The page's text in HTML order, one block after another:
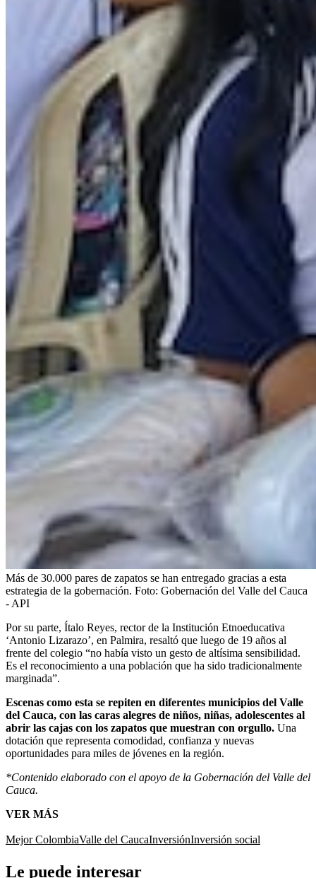
Más de 30.000 pares de zapatos se han entregado gracias a esta
estrategia de la gobernación. Foto: Gobernación del Valle del Cauca
- API
Por su parte, Ítalo Reyes, rector de la Institución Etnoeducativa
‘Antonio Lizarazo’, en Palmira, resaltó que luego de 19 años al
frente del colegio “no había visto un gesto de altísima sensibilidad.
Es el reconocimiento a una población que ha sido tradicionalmente
marginada”.
Escenas como esta se repiten en diferentes municipios del Valle
del Cauca, con las caras alegres de niños, niñas, adolescentes al
abrir las cajas con los zapatos que muestran con orgullo. Una
dotación que representa comodidad, confianza y nuevas
oportunidades para miles de jóvenes en la región.
*Contenido elaborado con el apoyo de la Gobernación del Valle del
Cauca.
VER MÁS
Mejor ColombiaValle del CaucaInversiónInversión social
Le puede interesar